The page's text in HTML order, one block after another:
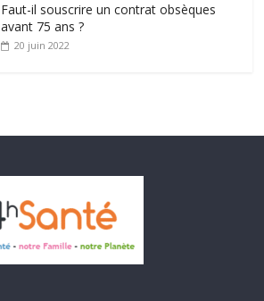
Faut-il souscrire un contrat obsèques
avant 75 ans ?
20 juin 2022